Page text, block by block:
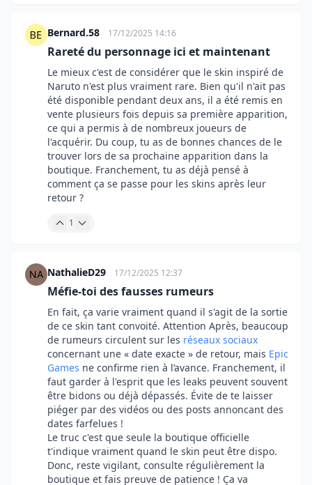
Bernard.58 17/12/2025 14:16
Rareté du personnage ici et maintenant
Le mieux c'est de considérer que le skin inspiré de
Naruto n'est plus vraiment rare. Bien qu'il n'ait pas
été disponible pendant deux ans, il a été remis en
vente plusieurs fois depuis sa première apparition,
ce qui a permis à de nombreux joueurs de
l'acquérir. Du coup, tu as de bonnes chances de le
trouver lors de sa prochaine apparition dans la
boutique. Franchement, tu as déjà pensé à
comment ça se passe pour les skins après leur
retour ?
1
NathalieD29 17/12/2025 12:37
Méfie-toi des fausses rumeurs
En fait, ça varie vraiment quand il s'agit de la sortie
de ce skin tant convoité. Attention Après, beaucoup
de rumeurs circulent sur les réseaux sociaux
concernant une « date exacte » de retour, mais Epic
Games ne confirme rien à l’avance. Franchement, il
faut garder à l'esprit que les leaks peuvent souvent
être bidons ou déjà dépassés. Évite de te laisser
piéger par des vidéos ou des posts annoncant des
dates farfelues !
Le truc c'est que seule la boutique officielle
t'indique vraiment quand le skin peut être dispo.
Donc, reste vigilant, consulte régulièrement la
boutique et fais preuve de patience ! Ça va